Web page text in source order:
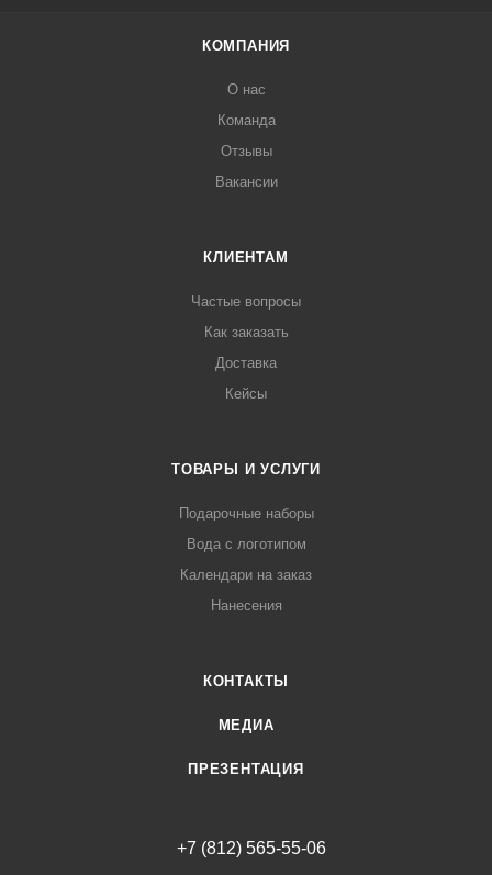
КОМПАНИЯ
О нас
Команда
Отзывы
Вакансии
КЛИЕНТАМ
Частые вопросы
Как заказать
Доставка
Кейсы
ТОВАРЫ И УСЛУГИ
Подарочные наборы
Вода с логотипом
Календари на заказ
Нанесения
КОНТАКТЫ
МЕДИА
ПРЕЗЕНТАЦИЯ
+7 (812) 565-55-06